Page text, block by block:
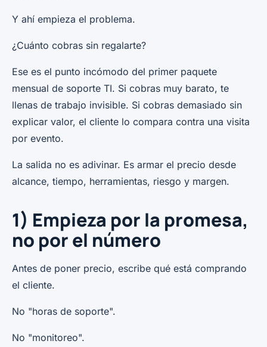
Y ahí empieza el problema.
¿Cuánto cobras sin regalarte?
Ese es el punto incómodo del primer paquete
mensual de soporte TI. Si cobras muy barato, te
llenas de trabajo invisible. Si cobras demasiado sin
explicar valor, el cliente lo compara contra una visita
por evento.
La salida no es adivinar. Es armar el precio desde
alcance, tiempo, herramientas, riesgo y margen.
1) Empieza por la promesa,
no por el número
Antes de poner precio, escribe qué está comprando
el cliente.
No "horas de soporte".
No "monitoreo".